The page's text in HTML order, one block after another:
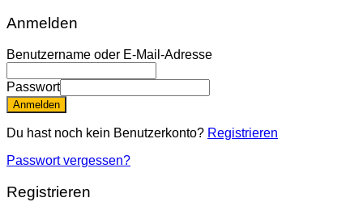
Anmelden
Benutzername oder E-Mail-Adresse
Passwort
Anmelden
Du hast noch kein Benutzerkonto? Registrieren
Passwort vergessen?
Registrieren